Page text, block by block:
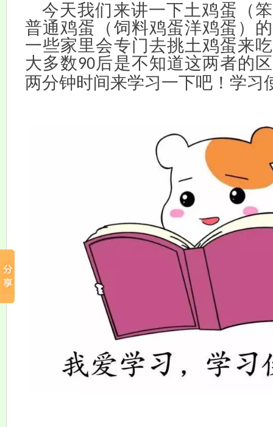
今天我们来讲一下土鸡蛋（
普通鸡蛋（饲料鸡蛋洋鸡蛋）
一些家里会专门去挑土鸡蛋来
大多数90后是不知道这两者的
两分钟时间来学习一下吧！学习